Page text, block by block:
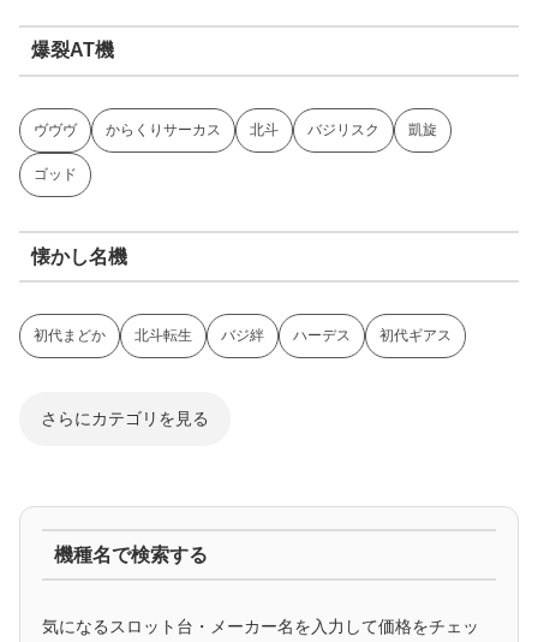
爆裂AT機
ヴヴヴ からくりサーカス 北斗 バジリスク 凱旋
ゴッド
懐かし名機
初代まどか 北斗転生 バジ絆 ハーデス 初代ギアス
さらにカテゴリを見る
マイジャグ ファンキー アイム ゴージャグ ハッピー
機種名で検索する
気になるスロット台・メーカー名を入力して価格をチェッ